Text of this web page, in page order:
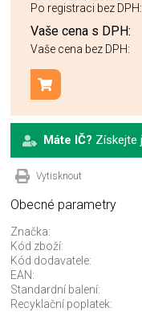
Po registraci bez DPH:
Vaše cena s DPH:
Vaše cena bez DPH:
Přidat do košíku
Máte IČ? Získejte
Vytisknout
Obecné parametry
Značka:
Kód zboží:
Kód dodavatele:
EAN:
Standardní balení:
Recyklační poplatek: